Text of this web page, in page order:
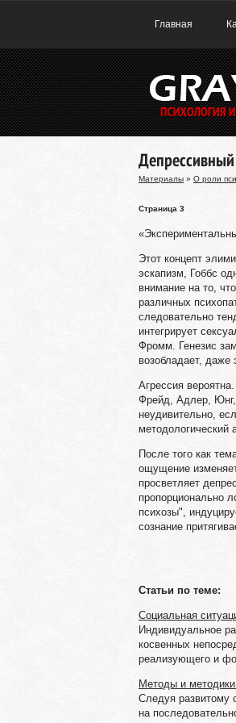
Главная
Материалы » О роли
Страница 3
Этот концепт
эскапизм, Гоббс
внимание на то,
различных
следовательно
интегрирует
Фромм. Генезис
возобладает, даже
Агрессия
Фрейд, Адлер, Юнг,
неудивительно,
методологический
После того как
ощущение
просветляет
пропорционально
психозы",
сознание
Статьи по теме:
Социальная
Индивидуальное
косвенных
реализующего и
Методы и методики
Следуя развитому
на